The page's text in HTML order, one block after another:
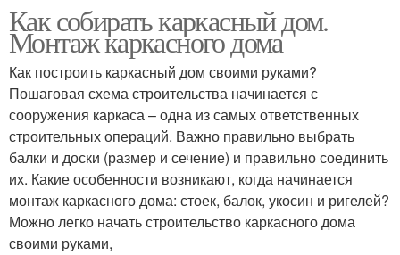
Как собирать каркасный дом.
Монтаж каркасного дома
Как построить каркасный дом своими руками?
Пошаговая схема строительства начинается с
сооружения каркаса – одна из самых ответственных
строительных операций. Важно правильно выбрать
балки и доски (размер и сечение) и правильно соединить
их. Какие особенности возникают, когда начинается
монтаж каркасного дома: стоек, балок, укосин и ригелей?
Можно легко начать строительство каркасного дома
своими руками,